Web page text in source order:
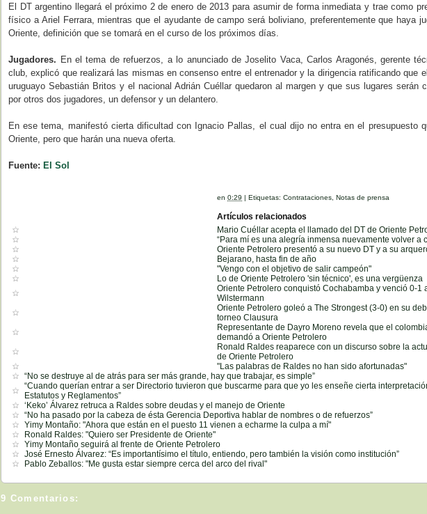
El DT argentino llegará el próximo 2 de enero de 2013 para asumir de forma inmediata y trae como
físico a Ariel Ferrara, mientras que el ayudante de campo será boliviano, preferentemente que haya
Oriente, definición que se tomará en el curso de los próximos días.
Jugadores. En el tema de refuerzos, a lo anunciado de Joselito Vaca, Carlos Aragonés, gerente
club, explicó que realizará las mismas en consenso entre el entrenador y la dirigencia ratificando que
uruguayo Sebastián Britos y el nacional Adrián Cuéllar quedaron al margen y que sus lugares serán
por otros dos jugadores, un defensor y un delantero.
En ese tema, manifestó cierta dificultad con Ignacio Pallas, el cual dijo no entra en el presupuesto
Oriente, pero que harán una nueva oferta.
Fuente: El Sol
en0:29 |Etiquetas:Contrataciones ,Notas de prensa
Artículos relacionados
Mario Cuéllar acepta el llamado del DT de Oriente
“Para mí es una alegría inmensa nuevamente volver a
Oriente Petrolero presentó a su nuevo DT y a su
Bejarano, hasta fin de año
"Vengo con el objetivo de salir campeón"
Lo de Oriente Petrolero 'sin técnico', es una vergüenza
Oriente Petrolero conquistó Cochabamba y venció 0-1
Wilstermann
Oriente Petrolero goleó a The Strongest (3-0) en su
torneo Clausura
Representante de Dayro Moreno revela que el
demandó a Oriente Petrolero
Ronald Raldes reaparece con un discurso sobre la
de Oriente Petrolero
"Las palabras de Raldes no han sido afortunadas"
“No se destruye al de atrás para ser más grande, hay que trabajar, es simple”
“Cuando querían entrar a ser Directorio tuvieron que buscarme para que yo les enseñe cierta
Estatutos y Reglamentos”
‘Keko’ Álvarez retruca a Raldes sobre deudas y el manejo de Oriente
“No ha pasado por la cabeza de ésta Gerencia Deportiva hablar de nombres o de refuerzos”
Yimy Montaño: "Ahora que están en el puesto 11 vienen a echarme la culpa a mí"
Ronald Raldes: "Quiero ser Presidente de Oriente"
Yimy Montaño seguirá al frente de Oriente Petrolero
José Ernesto Álvarez: “Es importantísimo el título, entiendo, pero también la visión como institución”
Pablo Zeballos: "Me gusta estar siempre cerca del arco del rival"
9 Comentarios: